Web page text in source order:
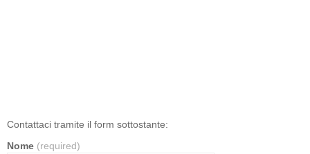
Contattaci tramite il form sottostante:
Nome (required)